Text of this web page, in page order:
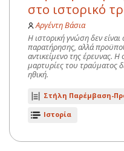
στο ιστορικό
Αργέντη Βάσια
Η ιστορική γνώση δεν είναι
παρατήρησης, αλλά
αντικείμενο της έρευνας.
μαρτυρίες του τραύματος
ηθική.
Στήλη Παρέμβαση-
Ιστορία